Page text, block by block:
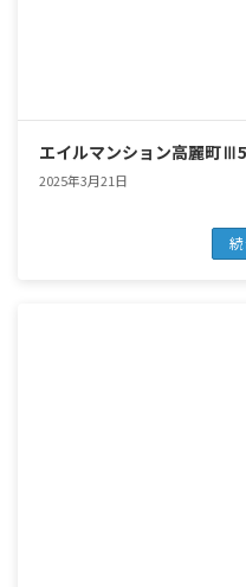
エイルマンション高麗町
2025年3月21日